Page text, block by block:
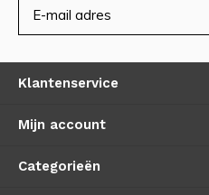
Klantenservice
Mijn account
Categorieën